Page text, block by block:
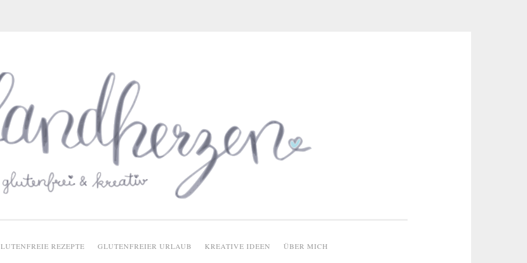
REZEPTE GLUTENFREIER URLAUB KREATIVE IDEEN ÜBER MICH